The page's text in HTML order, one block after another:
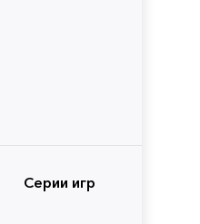
Серии игр